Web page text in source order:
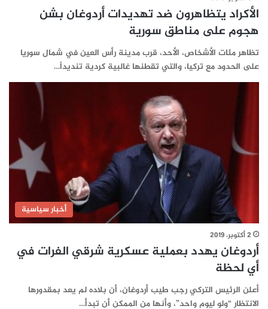
الأكراد يتظاهرون ضد تهديدات أردوغان بشن
هجوم على مناطق سورية
تظاهر مئات الأشخاص، الأحد، قرب مدينة رأس العين في شمال سوريا
على الحدود مع تركيا، والتي تقطنها غالبية كردية تنديداً…
أخبار سياسية
2 أكتوبر، 2019
أردوغان يهدد بعملية عسكرية شرقي الفرات في
أي لحظة
أعلن الرئيس التركي رجب طيب أردوغان، أن بلاده لم يعد بمقدورها
الانتظار “ولو ليوم واحد”، وأنها من الممكن أن تبدأ…